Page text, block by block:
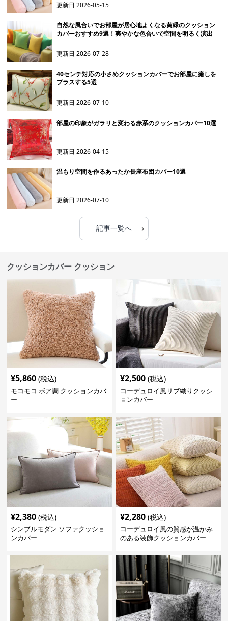
更新日2026-05-15
自然な風合いでお部屋が居心地よくなる黄緑のクッション
カバーおすすめ9選！爽やかな色合いで空間を明るく演出
更新日2026-07-28
40センチ対応の小さめクッションカバーでお部屋に癒しを
プラスする5選
更新日2026-07-10
部屋の印象がガラリと変わる赤系のクッションカバー10選
更新日2026-04-15
温もり空間を作るあったか長座布団カバー10選
更新日2026-07-10
記事一覧へ ›
クッションカバー クッション
¥5,860 (税込)
モコモコ ボア調 クッションカバ
ー
¥2,500 (税込)
コーデュロイ風リブ織りクッシ
ョンカバー
¥2,380 (税込)
シンプルモダン ソファクッショ
ンカバー
¥2,280 (税込)
コーデュロイ風の質感が温かみ
のある装飾クッションカバー